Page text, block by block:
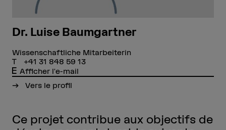
Dr. Luise Baumgartner
Wissenschaftliche Mitarbeiterin
+41 31 848 59 13
Afficher l'e-mail
Vers le profil
Ce projet contribue aux objectifs de